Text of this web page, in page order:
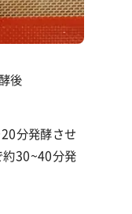
後
分発酵させ
約30~40分発